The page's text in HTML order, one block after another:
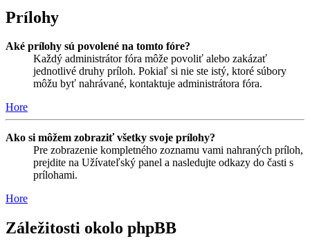
Prílohy
Aké prílohy sú povolené na tomto fóre?
Každý administrátor fóra môže povoliť alebo zakázať
jednotlivé druhy príloh. Pokiaľ si nie ste istý, ktoré súbory
môžu byť nahrávané, kontaktuje administrátora fóra.
Hore
Ako si môžem zobraziť všetky svoje prílohy?
Pre zobrazenie kompletného zoznamu vami nahraných príloh,
prejdite na Užívateľský panel a nasledujte odkazy do časti s
prílohami.
Hore
Záležitosti okolo phpBB